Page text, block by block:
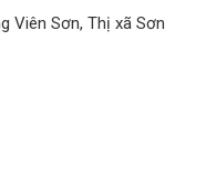
Viên Sơn, Thị xã Sơn